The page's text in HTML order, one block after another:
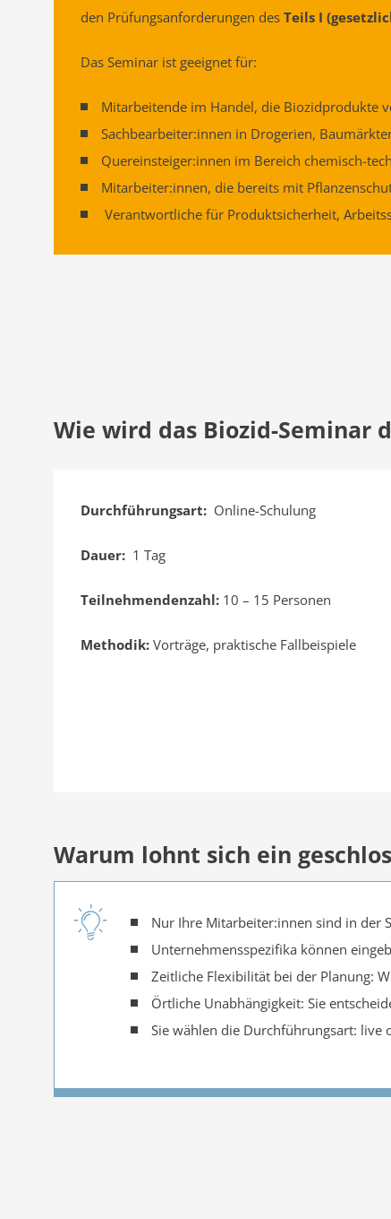
den Prüfungsanforderungen des Teils I
Das Seminar ist geeignet für:
Mitarbeitende im Handel, die Biozidprodukte
Sachbearbeiter:innen in Drogerien,
Quereinsteiger:innen im Bereich chemisch-
Mitarbeiter:innen, die bereits mit
Verantwortliche für Produktsicherheit,
Wie wird das Biozid-Seminar
Durchführungsart: Online-Schulung
Dauer: 1 Tag
Teilnehmendenzahl: 10 – 15 Personen
Methodik: Vorträge, praktische Fallbeispiele
Warum lohnt sich ein
Nur Ihre Mitarbeiter:innen sind in der
Unternehmensspezifika können
Zeitliche Flexibilität bei der Planung:
Örtliche Unabhängigkeit: Sie
Sie wählen die Durchführungsart: live